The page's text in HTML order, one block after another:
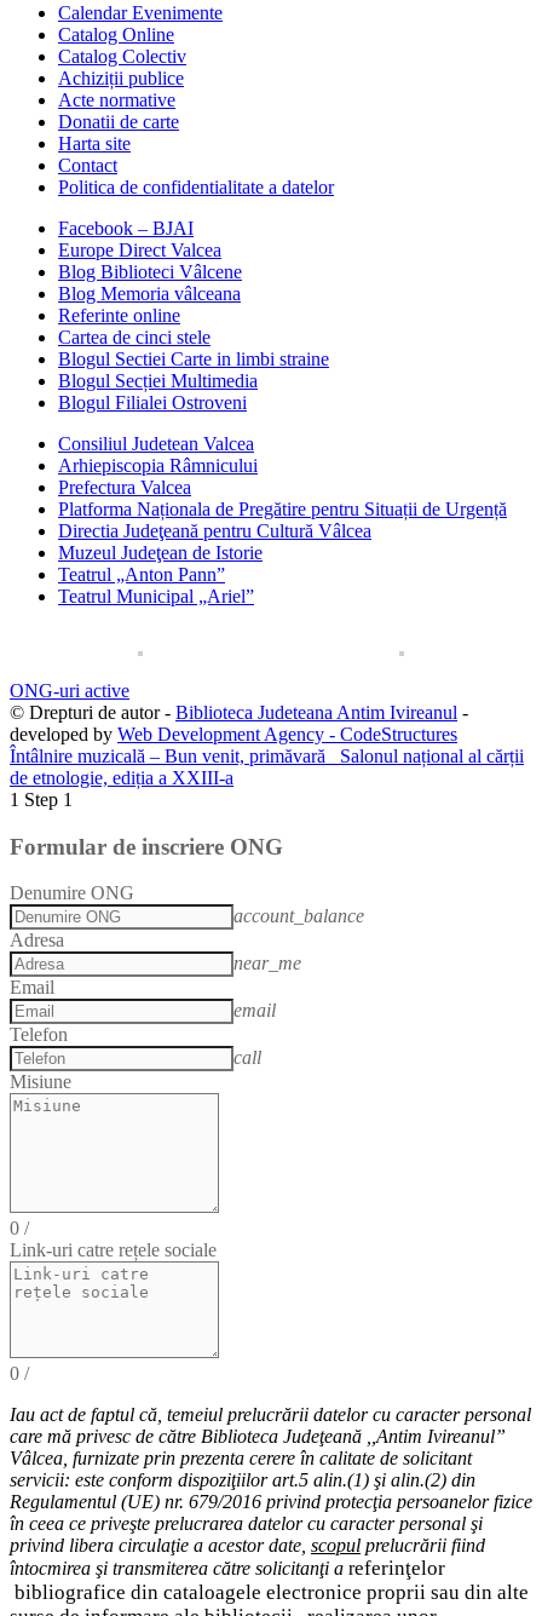
Calendar Evenimente
Catalog Online
Catalog Colectiv
Achiziții publice
Acte normative
Donatii de carte
Harta site
Contact
Politica de confidentialitate a datelor
Facebook – BJAI
Europe Direct Valcea
Blog Biblioteci Vâlcene
Blog Memoria vâlceana
Referinte online
Cartea de cinci stele
Blogul Sectiei Carte in limbi straine
Blogul Secției Multimedia
Blogul Filialei Ostroveni
Consiliul Judetean Valcea
Arhiepiscopia Râmnicului
Prefectura Valcea
Platforma Naționala de Pregătire pentru Situații de Urgență
Directia Judeţeană pentru Cultură Vâlcea
Muzeul Judeţean de Istorie
Teatrul „Anton Pann”
Teatrul Municipal „Ariel”
ONG-uri active
© Drepturi de autor - Biblioteca Judeteana Antim Ivireanul -
developed by Web Development Agency - CodeStructures
Întâlnire muzicală – Bun venit, primăvară
Salonul național al cărții
de etnologie, ediția a XXIII-a
1 Step 1
Formular de inscriere ONG
Denumire ONG
account_balance
Adresa
near_me
Email
email
Telefon
call
Misiune
0 /
Link-uri catre rețele sociale
0 /
Iau act de faptul că, temeiul prelucrării datelor cu caracter personal
care mă privesc de către Biblioteca Judeţeană ,,Antim Ivireanul”
Vâlcea, furnizate prin prezenta cerere în calitate de solicitant
servicii: este conform dispoziţiilor art.5 alin.(1) şi alin.(2) din
Regulamentul (UE) nr. 679/2016 privind protecţia persoanelor fizice
în ceea ce priveşte prelucrarea datelor cu caracter personal şi
privind libera circulaţie a acestor date, scopul prelucrării fiind
întocmirea şi transmiterea către solicitanţi a referinţelor
bibliografice din cataloagele electronice proprii sau din alte